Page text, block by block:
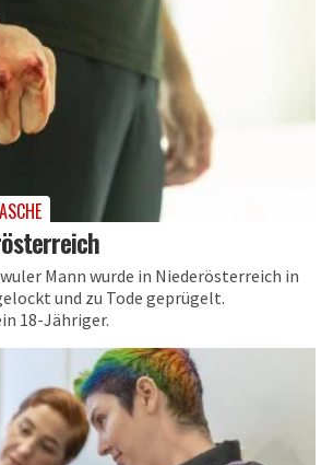
Mann wurde in Niederösterreich in
und zu Tode geprügelt.
18-Jähriger.